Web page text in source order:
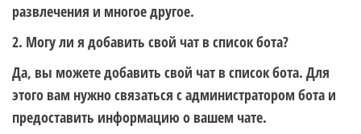
развлечения и многое другое.
2. Могу ли я добавить свой чат в список бота?
Да, вы можете добавить свой чат в список бота. Для
этого вам нужно связаться с администратором бота и
предоставить информацию о вашем чате.